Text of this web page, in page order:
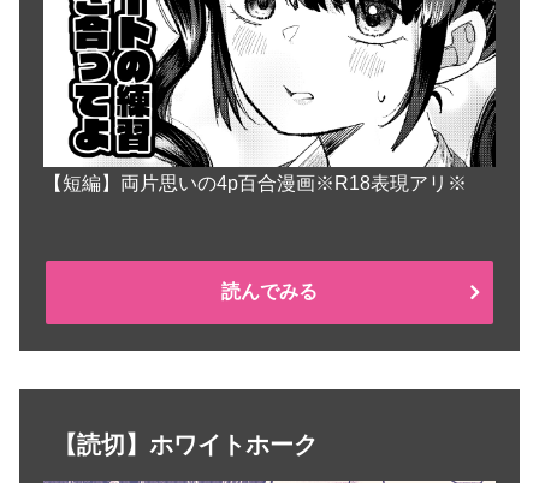
【短編】両片思いの4p百合漫画※R18表現アリ※
読んでみる
【読切】ホワイトホーク